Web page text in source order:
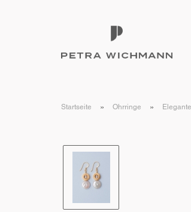
Startseite » Ohrringe »